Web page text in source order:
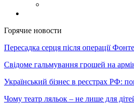
Горячие новости
Пересадка серця після операції
Свідоме гальмування грошей на
Український бізнес в реєстрах РФ:
Чому театр ляльок – не лише для